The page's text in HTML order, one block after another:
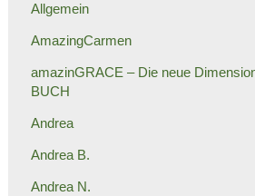
Allgemein
AmazingCarmen
amazinGRACE – Die neue
BUCH
Andrea
Andrea B.
Andrea N.